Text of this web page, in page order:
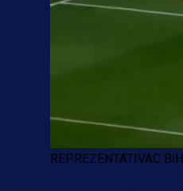
REPREZENTATIVAC BiH